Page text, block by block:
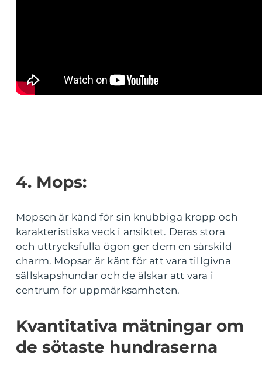
4. Mops:
Mopsen är känd för sin knubbiga kropp och
karakteristiska veck i ansiktet. Deras stora
och uttrycksfulla ögon ger dem en särskild
charm. Mopsar är känt för att vara tillgivna
sällskapshundar och de älskar att vara i
centrum för uppmärksamheten.
Kvantitativa mätningar om
de sötaste hundraserna